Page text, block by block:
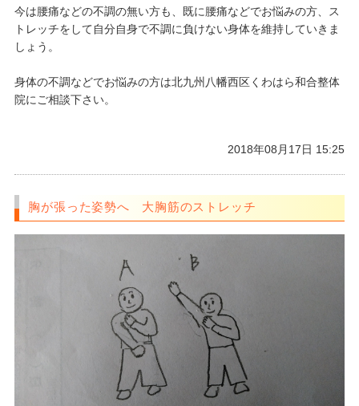
今は腰痛などの不調の無い方も、既に腰痛などでお悩みの方、ス
トレッチをして自分自身で不調に負けない身体を維持していきま
しょう。
身体の不調などでお悩みの方は北九州八幡西区くわはら和合整体
院にご相談下さい。
2018年08月17日 15:25
胸が張った姿勢へ 大胸筋のストレッチ